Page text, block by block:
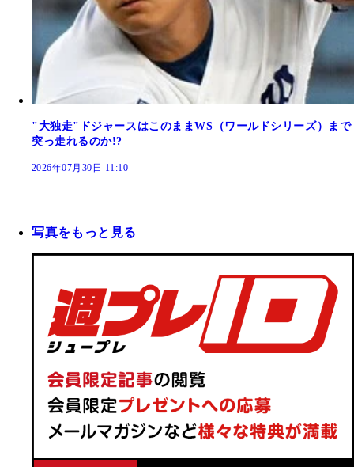
"大独走"ドジャースはこのままWS（ワールドシリーズ）まで
突っ走れるのか!?
2026年07月30日 11:10
写真をもっと見る